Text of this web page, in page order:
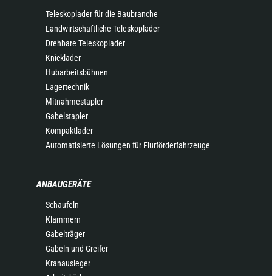
Teleskoplader für die Baubranche
Landwirtschaftliche Teleskoplader
Drehbare Teleskoplader
Knicklader
Hubarbeitsbühnen
Lagertechnik
Mitnahmestapler
Gabelstapler
Kompaktlader
Automatisierte Lösungen für Flurförderfahrzeuge
ANBAUGERÄTE
Schaufeln
Klammern
Gabelträger
Gabeln und Greifer
Kranausleger